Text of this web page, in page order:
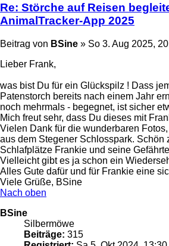
Re: Störche auf Reisen
AnimalTracker-App 2025
Beitrag von BSine » So 3. Aug 2025,
Lieber Frank,
was bist Du für ein Glückspilz ! Dass
Patenstorch bereits nach einem Jahr
noch mehrmals - begegnet, ist sicher
Mich freut sehr, dass Du dieses mit
Vielen Dank für die wunderbaren
aus dem Stegener Schlosspark. Schön
Schlafplätze Frankie und seine
Vielleicht gibt es ja schon ein
Alles Gute dafür und für Frankie eine
Viele Grüße, BSine
Nach oben
BSine
Silbermöwe
Beiträge: 315